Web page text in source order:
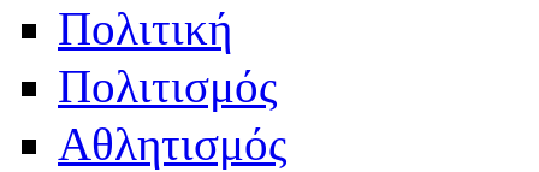
Πολιτική
Πολιτισμός
Αθλητισμός